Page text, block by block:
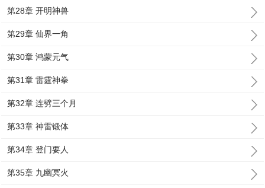
第28章 开明神兽
第29章 仙界一角
第30章 鸿蒙元气
第31章 雷霆神拳
第32章 连劈三个月
第33章 神雷锻体
第34章 登门要人
第35章 九幽冥火